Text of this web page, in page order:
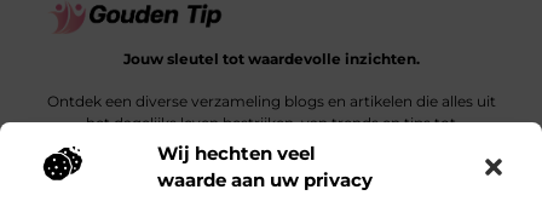
Wij hechten veel
waarde aan uw privacy
Jouw sleutel tot waardevolle inzichten.
Ontdek een diverse verzameling blogs en artikelen die alles uit
het dagelijks leven bestrijken, van trends en tips tot
diepgaande verhalen.
Bericht categorie